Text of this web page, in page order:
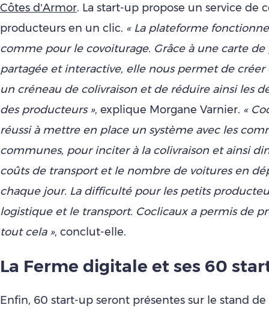
Côtes d’Armor. La start-up propose un service de
producteurs en un clic. « La plateforme
comme pour le covoiturage. Grâce à une carte de
partagée et interactive, elle nous permet de créer
un créneau de colivraison et de réduire ainsi les
des producteurs », explique Morgane Varnier. «
réussi à mettre en place un système avec les
communes, pour inciter à la colivraison et ainsi
coûts de transport et le nombre de voitures en
chaque jour. La difficulté pour les petits
logistique et le transport. Coclicaux a permis de
tout cela », conclut-elle.
La Ferme digitale et ses 60
Enfin, 60 start-up seront présentes sur le stand de